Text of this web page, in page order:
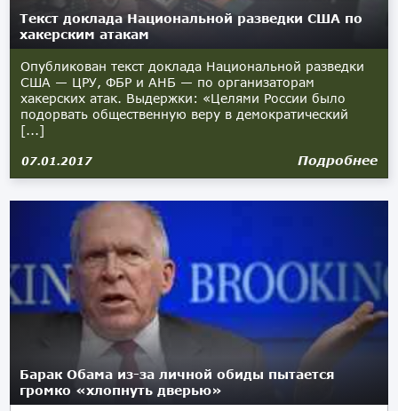
Текст доклада Национальной разведки США по
хакерским атакам
Опубликован текст доклада Национальной разведки
США — ЦРУ, ФБР и АНБ — по организаторам
хакерских атак. Выдержки: «Целями России было
подорвать общественную веру в демократический
[...]
07.01.2017 Подробнее
Барак Обама из-за личной обиды пытается
громко «хлопнуть дверью»